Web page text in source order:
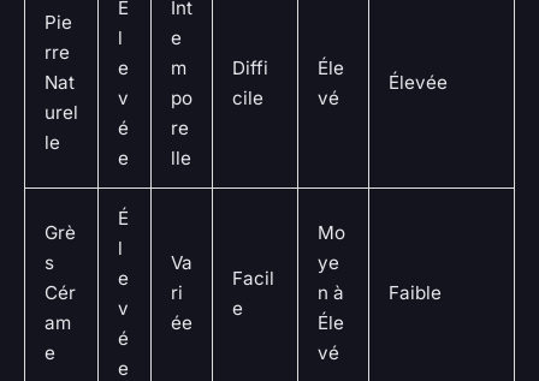
Pie
rre
Nat
urel
le
É
l
e
v
é
e
Int
e
m
po
re
lle
Diffi
cile
Éle
vé
Élevée
Grè
s
Cér
am
e
É
l
e
v
é
e
Va
ri
ée
Facil
e
Mo
ye
n à
Éle
vé
Faible